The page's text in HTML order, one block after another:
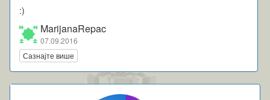
:)
MarijanaRepac
07.09.2016
Сазнајте више